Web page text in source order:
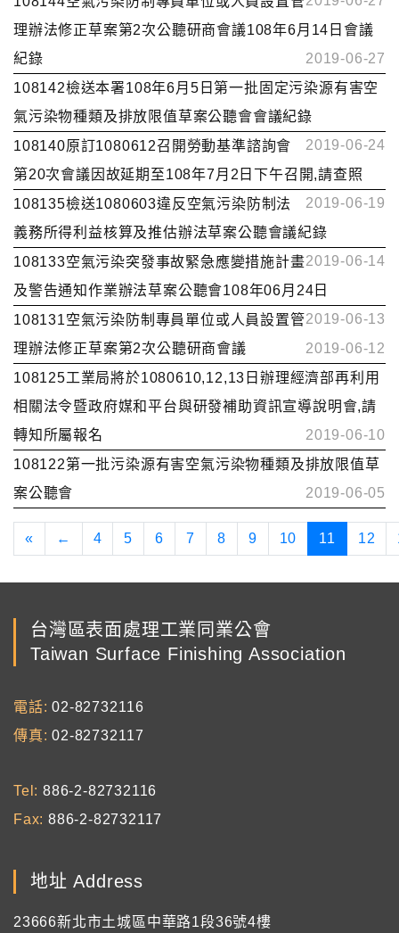
理辦法修正草案第2次公聽研商會議108年6月14日會議
紀錄
2019-06-27
108142檢送本署108年6月5日第一批固定污染源有害空
氣污染物種類及排放限值草案公聽會會議紀錄
2019-06-24
108140原訂1080612召開勞動基準諮詢會
第20次會議因故延期至108年7月2日下午召開,請查照
2019-06-19
108135檢送1080603違反空氣污染防制法
義務所得利益核算及推估辦法草案公聽會議紀錄
2019-06-14
108133空氣污染突發事故緊急應變措施計畫
及警告通知作業辦法草案公聽會108年06月24日
2019-06-13
108131空氣污染防制專員單位或人員設置管
理辦法修正草案第2次公聽研商會議
2019-06-12
108125工業局將於1080610,12,13日辦理經濟部再利用
相關法令暨政府媒和平台與研發補助資訊宣導說明會,請
轉知所屬報名
2019-06-10
108122第一批污染源有害空氣污染物種類及排放限值草
案公聽會
2019-06-05
« ← 4 5 6 7 8 9 10 11 12
台灣區表面處理工業同業公會
Taiwan Surface Finishing Association
電話
02-82732116
傳真
02-82732117
Tel
886-2-82732116
Fax 886-2-82732117
地址 Address
23666新北市土城區中華路1段36號4樓